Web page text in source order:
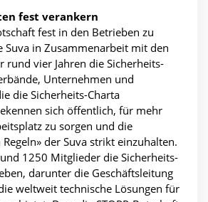
fest verankern
fest in den Betrieben zu
Suva in Zusammenarbeit mit den
rund vier Jahren die Sicherheits-
Unternehmen und
die Sicherheits-Charta
sich öffentlich, für mehr
zu sorgen und die
der Suva strikt einzuhalten.
1250 Mitglieder die Sicherheits-
darunter die Geschäftsleitung
weltweit technische Lösungen für